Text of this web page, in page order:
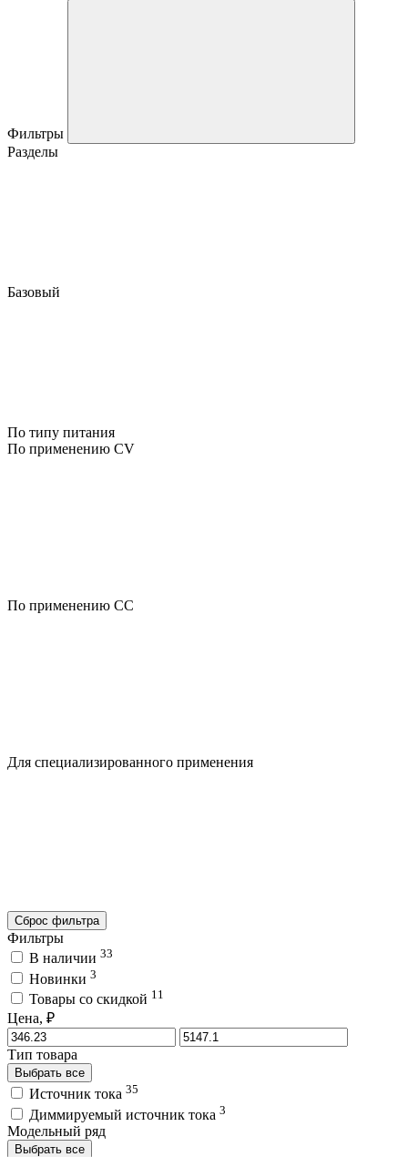
Фильтры
Разделы
Базовый
По типу питания
По применению CV
По применению CC
Для специализированного применения
Сброс фильтра
Фильтры
В наличии 33
Новинки 3
Товары со скидкой 11
Цена, ₽
Тип товара
Выбрать все
Источник тока 35
Диммируемый источник тока 3
Модельный ряд
Выбрать все